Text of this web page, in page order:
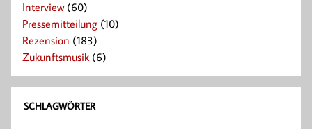
Interview(60)
Pressemitteilung (10)
Rezension (183)
Zukunftsmusik(6)
SCHLAGWÖRTER